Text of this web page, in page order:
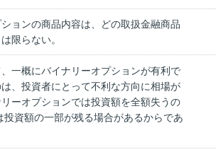
ョンの商品内容は、どの取扱金融商品
限らない。
一概にバイナリーオプションが有利で
、投資者にとって不利な方向に相場が
ーオプションでは投資額を全額失うの
投資額の一部が残る場合があるからであ